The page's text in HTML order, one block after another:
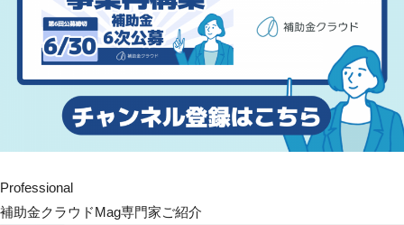
Professional
補助金クラウドMag専門家ご紹介